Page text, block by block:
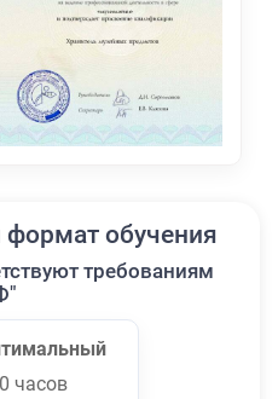
обучения
требованиям
часов